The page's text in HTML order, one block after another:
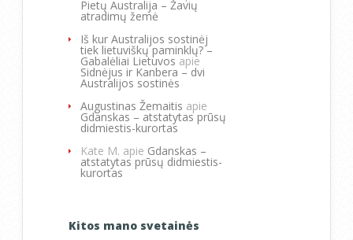
Pietų Australija – Žavių
atradimų žemė
Iš kur Australijos sostinėj
tiek lietuviškų paminklų? –
Gabalėliai Lietuvos apie
Sidnėjus ir Kanbera – dvi
Australijos sostinės
Augustinas Žemaitis apie
Gdanskas – atstatytas prūsų
didmiestis-kurortas
Kate M. apie Gdanskas –
atstatytas prūsų didmiestis-
kurortas
Kitos mano svetainės